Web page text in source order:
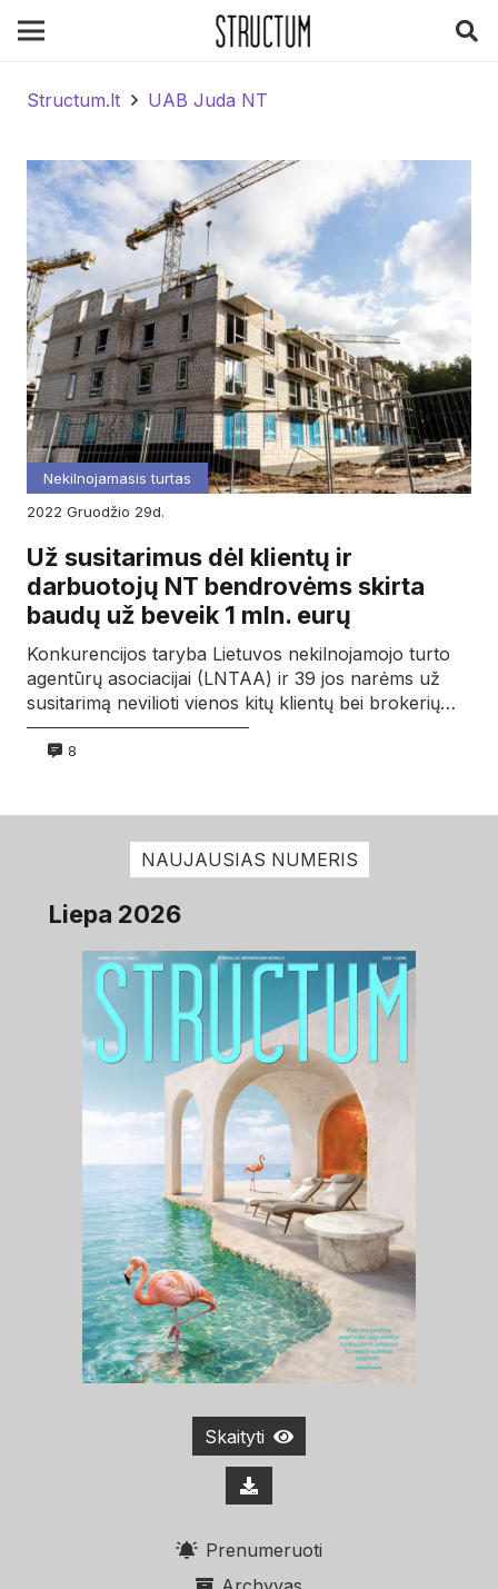
Structum.lt UAB Juda NT
Nekilnojamasis turtas
2022
gruodžio 29d.
Už susitarimus dėl klientų ir
darbuotojų NT bendrovėms skirta
baudų už beveik 1 mln. eurų
Konkurencijos taryba Lietuvos nekilnojamojo turto
agentūrų asociacijai (LNTAA) ir 39 jos narėms už
susitarimą nevilioti vienos kitų klientų bei brokerių…
8
NAUJAUSIAS NUMERIS
Liepa 2026
Skaityti
Prenumeruoti